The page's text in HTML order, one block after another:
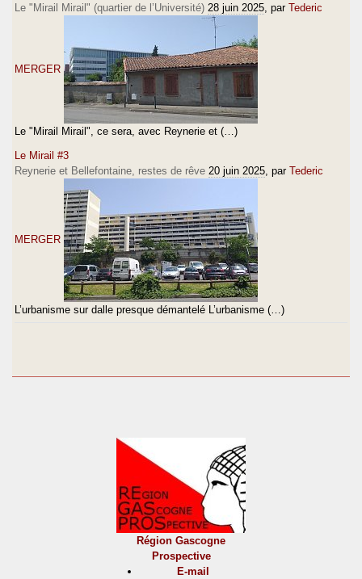
Le "Mirail Mirail" (quartier de l’Université) 28 juin 2025 , par Tederic
MERGER
Le "Mirail Mirail", ce sera, avec Reynerie et (…)
Le Mirail #3
Reynerie et Bellefontaine, restes de rêve 20 juin 2025 , par Tederic
MERGER
L’urbanisme sur dalle presque démantelé L’urbanisme (…)
Région Gascogne
Prospective
E-mail